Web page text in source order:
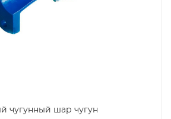
чугунный шар чугун